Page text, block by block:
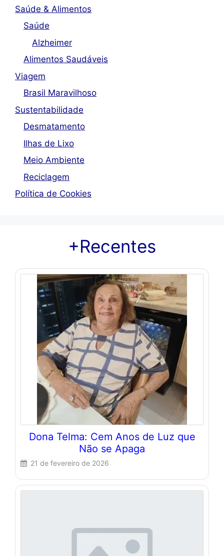
Saúde & Alimentos
Saúde
Alzheimer
Alimentos Saudáveis
Viagem
Brasil Maravilhoso
Sustentabilidade
Desmatamento
Ilhas de Lixo
Meio Ambiente
Reciclagem
Política de Cookies
+Recentes
Dona Telma: Cem Anos de Luz que
Não se Apaga
21 de fevereiro de 2026